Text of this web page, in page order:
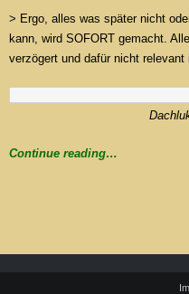
> Ergo, alles was später nicht
kann, wird SOFORT gemacht.
verzögert und dafür nicht
Continue reading…